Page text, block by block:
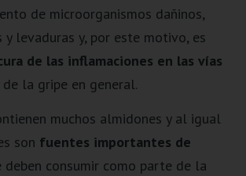
de microorganismos dañinos,
y levaduras y, por este motivo, es
de las inflamaciones en las vías
de la gripe en general.
muchos almidones y al igual
son fuentes importantes de
deben consumir como parte de la